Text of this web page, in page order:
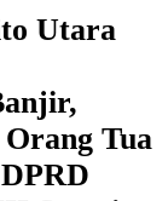
Utara
Tua